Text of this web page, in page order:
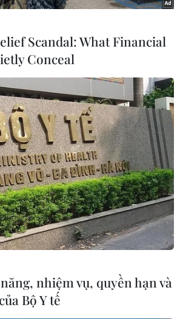
tục không đến trường đến
học viên thuộc các cơ sở giáo
Scandal: What Financial
Conceal
nhiệm vụ, quyền hạn và
Bộ Y tế